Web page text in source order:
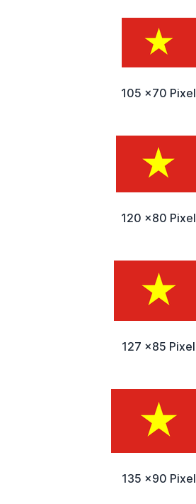
105 x70 Pixel
120 x80 Pixel
127 x85 Pixel
135 x90 Pixel